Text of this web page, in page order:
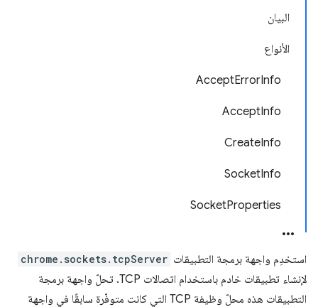
البيان
الأنواع
AcceptErrorInfo
AcceptInfo
CreateInfo
SocketInfo
SocketProperties
استخدِم واجهة برمجة التطبيقات chrome.sockets.tcpServer
لإنشاء تطبيقات خادم باستخدام اتصالات TCP. تحلّ واجهة برمجة
التطبيقات هذه محلّ وظيفة TCP التي كانت متوفّرة سابقًا في واجهة